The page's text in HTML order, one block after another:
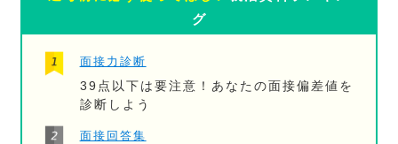
グ
面接力診断
39点以下は要注意！あなたの面接偏差値を
診断しよう
面接回答集